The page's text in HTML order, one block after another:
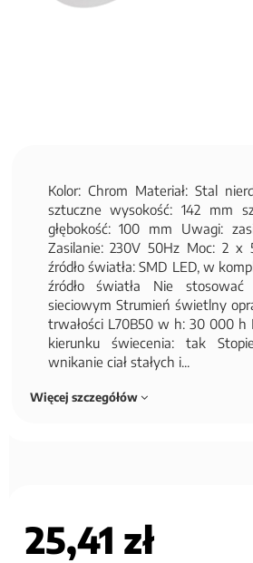
Kolor: Chrom Materiał: Stal
sztuczne wysokość: 142 mm
głębokość: 100 mm Uwagi:
Zasilanie: 230V 50Hz Moc: 2 x
źródło światła: SMD LED, w
źródło światła Nie stosować
sieciowym Strumień świetlny
trwałości L70B50 w h: 30 000 h
kierunku świecenia: tak
wnikanie ciał stałych i...
Więcej szczegółów
25,41 zł